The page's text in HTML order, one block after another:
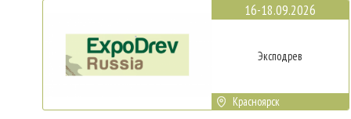
16-18.09.2026
Эксподрев
Красноярск